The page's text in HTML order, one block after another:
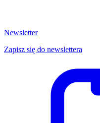
Newsletter
Zapisz się do newslettera